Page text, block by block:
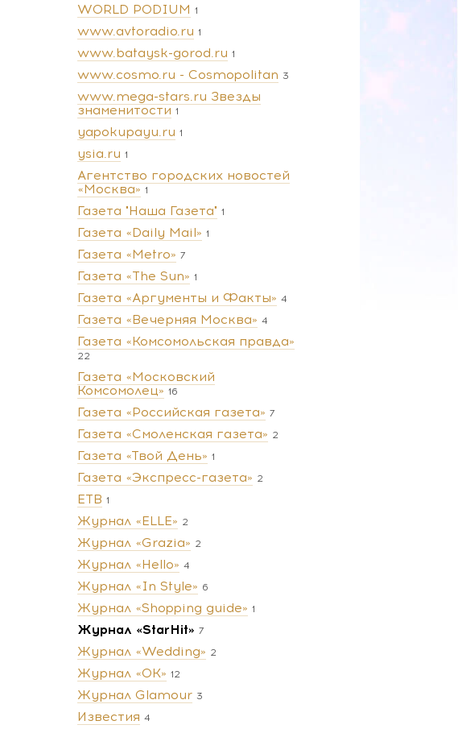
WORLD PODIUM 1
www.avtoradio.ru 1
www.bataysk-gorod.ru 1
www.cosmo.ru - Cosmopolitan 3
www.mega-stars.ru Звезды
знаменитости 1
yapokupayu.ru 1
ysia.ru 1
Агентство городских новостей
«Москва» 1
Газета "Наша Газета" 1
Газета «Daily Mail» 1
Газета «Metro» 7
Газета «The Sun» 1
Газета «Аргументы и Факты» 4
Газета «Вечерняя Москва» 4
Газета «Комсомольская правда»
22
Газета «Московский
Комсомолец» 16
Газета «Российская газета» 7
Газета «Смоленская газета» 2
Газета «Твой День» 1
Газета «Экспресс-газета» 2
ЕТВ 1
Журнал «ELLE» 2
Журнал «Grazia» 2
Журнал «Hello» 4
Журнал «In Style» 6
Журнал «Shopping guide» 1
Журнал «StarHit» 7
Журнал «Wedding» 2
Журнал «ОК» 12
Журнал Glamour 3
Известия 4